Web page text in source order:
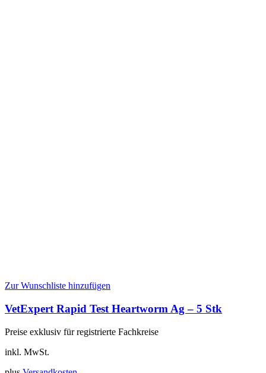
Zur Wunschliste hinzufügen
VetExpert Rapid Test Heartworm Ag – 5 Stk
Preise exklusiv für registrierte Fachkreise
inkl. MwSt.